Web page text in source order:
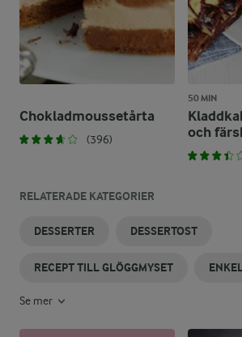
Chokladmoussetårta
(396)
50 MIN
och
RELATERADE KATEGORIER
DESSERTER DESSERTOST
RECEPT TILL GLÖGGMYSET
Se mer